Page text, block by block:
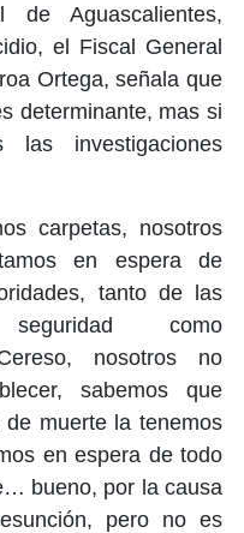
de Aguascalientes,
el Fiscal General
Ortega, señala que
determinante, mas si
las investigaciones
carpetas, nosotros
en espera de
tanto de las
como
nosotros no
sabemos que
muerte la tenemos
en espera de todo
bueno, por la causa
pero no es